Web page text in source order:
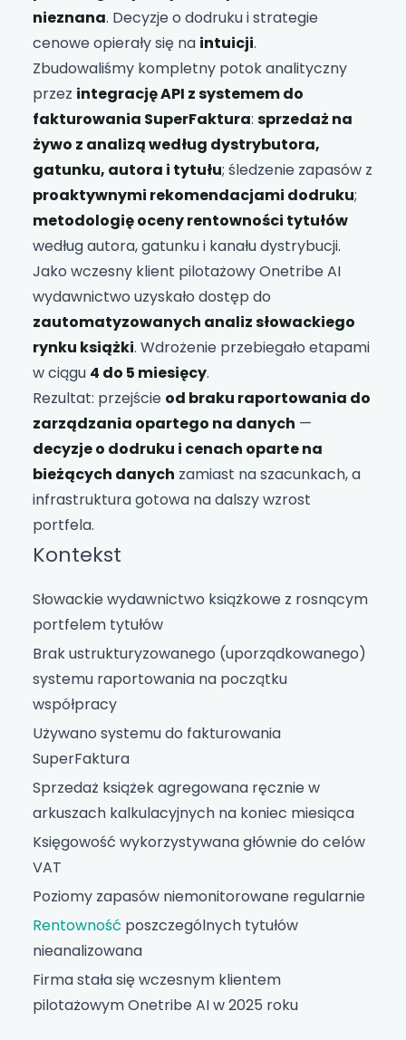
nieznana. Decyzje o dodruku i strategie
cenowe opierały się na intuicji.
Zbudowaliśmy kompletny potok analityczny
przez integrację API z systemem do
fakturowania SuperFaktura: sprzedaż na
żywo z analizą według dystrybutora,
gatunku, autora i tytułu; śledzenie zapasów z
proaktywnymi rekomendacjami dodruku;
metodologię oceny rentowności tytułów
według autora, gatunku i kanału dystrybucji.
Jako wczesny klient pilotażowy Onetribe AI
wydawnictwo uzyskało dostęp do
zautomatyzowanych analiz słowackiego
rynku książki. Wdrożenie przebiegało etapami
w ciągu 4 do 5 miesięcy.
Rezultat: przejście od braku raportowania do
zarządzania opartego na danych —
decyzje o dodruku i cenach oparte na
bieżących danych zamiast na szacunkach, a
infrastruktura gotowa na dalszy wzrost
portfela.
Kontekst
Słowackie wydawnictwo książkowe z rosnącym
portfelem tytułów
Brak ustrukturyzowanego (uporządkowanego)
systemu raportowania na początku
współpracy
Używano systemu do fakturowania
SuperFaktura
Sprzedaż książek agregowana ręcznie w
arkuszach kalkulacyjnych na koniec miesiąca
Księgowość wykorzystywana głównie do celów
VAT
Poziomy zapasów niemonitorowane regularnie
Rentowność poszczególnych tytułów
nieanalizowana
Firma stała się wczesnym klientem
pilotażowym Onetribe AI w 2025 roku